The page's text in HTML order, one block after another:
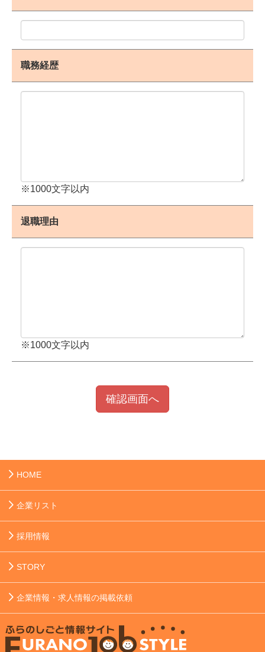
職務経歴
※1000文字以内
退職理由
※1000文字以内
確認画面へ
HOME
企業リスト
採用情報
STORY
企業情報・求人情報の掲載依頼